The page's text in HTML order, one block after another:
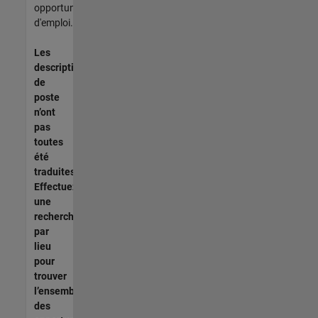
opportunités
d'emploi.
Les
descriptions
de
poste
n’ont
pas
toutes
été
traduites.
Effectuez
une
recherche
par
lieu
pour
trouver
l’ensemble
des